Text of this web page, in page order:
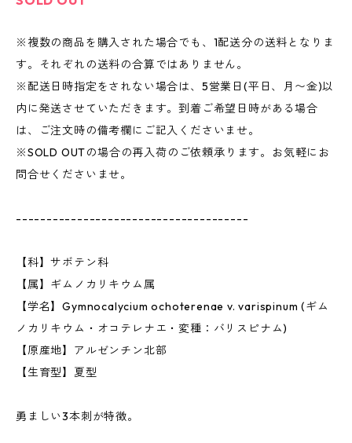
※複数の商品を購入された場合でも、1配送分の送料となりま
す。それぞれの送料の合算ではありません。
※配送日時指定をされない場合は、5営業日(平日、月〜金)以
内に発送させていただきます。到着ご希望日時がある場合
は、ご注文時の備考欄にご記入くださいませ。
※SOLD OUTの場合の再入荷のご依頼承ります。お気軽にお
問合せくださいませ。
--------------------------------------
【科】サボテン科
【属】ギムノカリキウム属
【学名】Gymnocalycium ochoterenae v. varispinum (ギム
ノカリキウム・オコテレナエ・変種：バリスピナム)
【原産地】アルゼンチン北部
【生育型】夏型
勇ましい3本刺が特徴。